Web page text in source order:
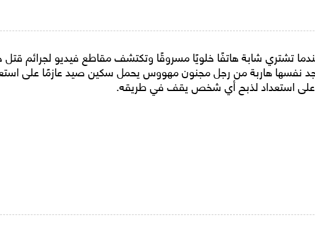
تشتري شابة هاتفًا خلويًا مسروقًا وتكتشف مقاطع فيديو لجرائم قتل
نفسها هاربة من رجل مجنون مهووس يحمل سكين صيد عازمًا على
استعداد لذبح أي شخص يقف في طريقه.